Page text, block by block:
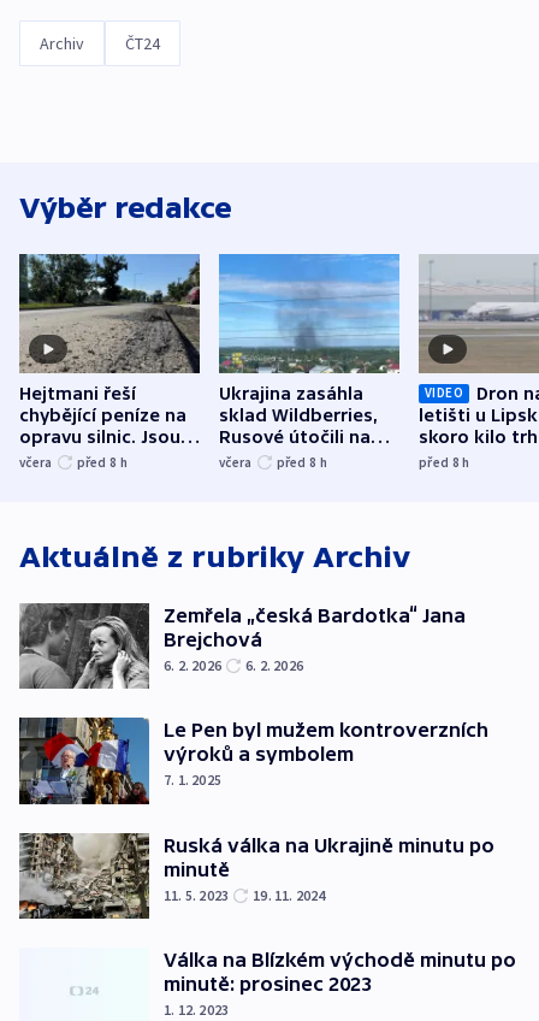
Archiv ČT24
Výběr redakce
Hejtmani řeší
chybějící peníze na
opravu silnic. Jsou
nenárokové, namítá
včera před 8 h
Ukrajina zasáhla
sklad Wildberries,
Rusové útočili na
trh, hasiče či
včera před 8 h
VIDEO
Dron
letišti u
skoro kilo
indicie
před 8h
Aktuálně z rubriky Archiv
Zemřela „česká Bardotka“ Jana
Brejchová
6. 2. 2026 6. 2. 2026
Le Pen byl mužem kontroverzních
výroků a symbolem
7. 1. 2025
Ruská válka na Ukrajině minutu po
minutě
11. 5. 2023 19. 11. 2024
Válka na Blízkém východě minutu po
minutě: prosinec 2023
1. 12. 2023